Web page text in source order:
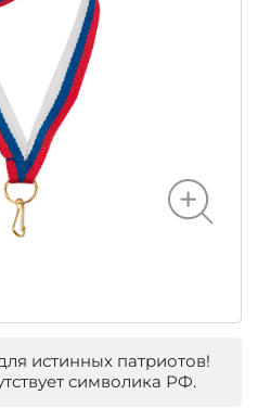
истинных патриотов!
символика РФ.